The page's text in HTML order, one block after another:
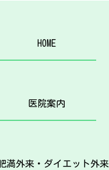
HOME
医院案内
満外来・ダイエット外来